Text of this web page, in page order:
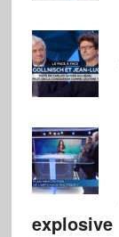
explosive